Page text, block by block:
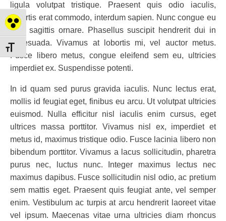
Nagy kontraszt váltása
Betűméret váltása
ligula volutpat tristique. Praesent quis odio iaculis,
lobortis erat commodo, interdum sapien. Nunc congue eu
sem sagittis ornare. Phasellus suscipit hendrerit dui in
malesuada. Vivamus at lobortis mi, vel auctor metus.
Fusce libero metus, congue eleifend sem eu, ultricies
imperdiet ex. Suspendisse potenti.
In id quam sed purus gravida iaculis. Nunc lectus erat,
mollis id feugiat eget, finibus eu arcu. Ut volutpat ultricies
euismod. Nulla efficitur nisl iaculis enim cursus, eget
ultrices massa porttitor. Vivamus nisl ex, imperdiet et
metus id, maximus tristique odio. Fusce lacinia libero non
bibendum porttitor. Vivamus a lacus sollicitudin, pharetra
purus nec, luctus nunc. Integer maximus lectus nec
maximus dapibus. Fusce sollicitudin nisl odio, ac pretium
sem mattis eget. Praesent quis feugiat ante, vel semper
enim. Vestibulum ac turpis at arcu hendrerit laoreet vitae
vel ipsum. Maecenas vitae urna ultricies diam rhoncus